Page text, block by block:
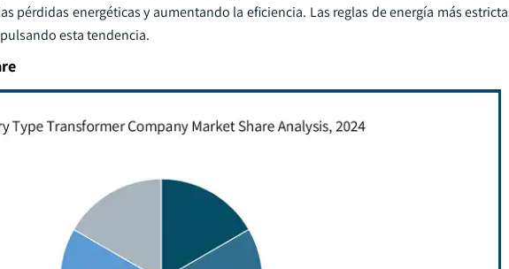
pérdidas energéticas y aumentando la eficiencia. Las reglas de energía más
esta tendencia.